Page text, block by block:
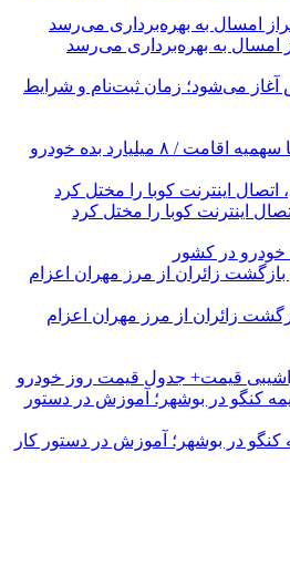
امسال به بهره‌برداری می‌رسد
می‌شود؛ زمان ثبت‌نام و شرایط
کاسبی خارج‌نشین‌ها با سهمیه اقامت / ۸ میلیارد بده خودرو
اینترنت کوبا را مختل کرد
بازگشت زائران از مرز مهران اعزام
قیمت+ جدول قیمت روز خودرو
در بوشهر؛ آموزش در دستور کار